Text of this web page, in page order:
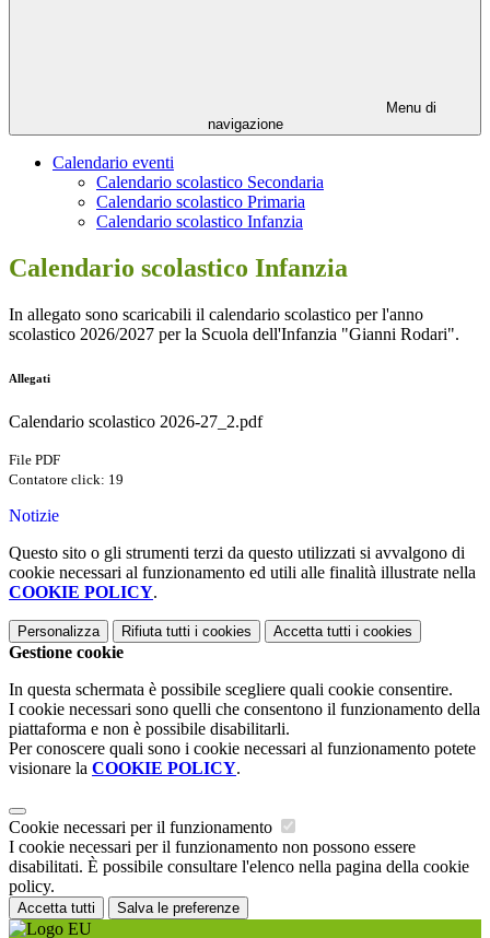
Menu di
navigazione
Calendario eventi
Calendario scolastico Secondaria
Calendario scolastico Primaria
Calendario scolastico Infanzia
Calendario scolastico Infanzia
In allegato sono scaricabili il calendario scolastico per l'anno
scolastico 2026/2027 per la Scuola dell'Infanzia "Gianni Rodari".
Allegati
Calendario scolastico 2026-27_2.pdf
File PDF
Contatore click: 19
Notizie
Questo sito o gli strumenti terzi da questo utilizzati si avvalgono di
cookie necessari al funzionamento ed utili alle finalità illustrate nella
COOKIE POLICY.
Personalizza Rifiuta tutti i cookies Accetta tutti i cookies
Gestione cookie
In questa schermata è possibile scegliere quali cookie consentire.
I cookie necessari sono quelli che consentono il funzionamento della
piattaforma e non è possibile disabilitarli.
Per conoscere quali sono i cookie necessari al funzionamento potete
visionare la COOKIE POLICY.
Cookie necessari per il funzionamento
I cookie necessari per il funzionamento non possono essere
disabilitati. È possibile consultare l'elenco nella pagina della cookie
policy.
Accetta tutti Salva le preferenze